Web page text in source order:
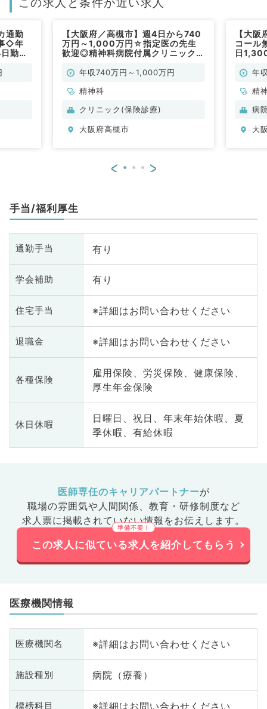
通勤
◇年
勤務
【大阪府／高槻市】週4日から740
万円～1,000万円☆指定医の先生
歓迎◎精神科病院付属クリニックで
年収740万円～1,000万円
精神科
クリニック(保険診療)
大阪府高槻市
【大
コール
日
（精神
年
精
病
大
< >
手当/福利厚生
通勤手当 有り
学会補助 有り
住宅手当 ※詳細はお問い合わせください
退職金 ※詳細はお問い合わせください
各種保険
雇用保険、労災保険、健康保険、
厚生年金保険
休日休暇
日曜日、祝日、年末年始休暇、夏
季休暇、有給休暇
医師専任のキャリアパートナーが
職場の雰囲気や人間関係、 教育・研修制度など
求人票に掲載されていない情報をお伝えします。
この求人に似ている求人を紹介してもらう
医療機関情報
医療機関名 ※詳細はお問い合わせください
施設種別 病院（療養）
標榜科目 ※詳細はお問い合わせください